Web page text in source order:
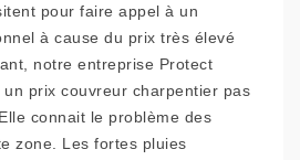
pour faire appel à un
à cause du prix très élevé
notre entreprise Protect
prix couvreur charpentier pas
connait le problème des
zone. Les fortes pluies